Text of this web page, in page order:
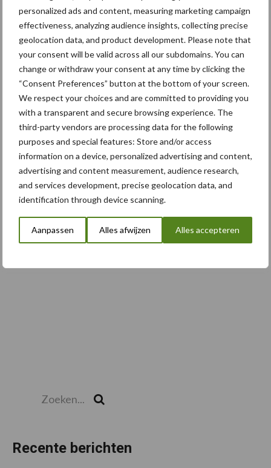
personalized ads and content, measuring marketing campaign
effectiveness, analyzing audience insights, collecting precise
geolocation data, and product development. Please note that
your consent will be valid across all our subdomains. You can
change or withdraw your consent at any time by clicking the
“Consent Preferences” button at the bottom of your screen.
We respect your choices and are committed to providing you
with a transparent and secure browsing experience. The
third-party vendors are processing data for the following
purposes and special features: Store and/or access
information on a device, personalized advertising and content,
advertising and content measurement, audience research,
and services development, precise geolocation data, and
identification through device scanning.
Aanpassen Alles afwijzen Alles accepteren
5 aug
Caterpillar breidt gamma
elektrische bulldozers uit
5 aug
Komatsu HM460-6 knikdumper legt
lat opnieuw hoger
5 aug
Nieuwe compacte gedragen
pootcombinatie van AVR
Toon meer
Recente berichten